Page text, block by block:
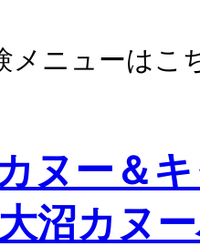
メニュー
ヌー＆
沼カヌ